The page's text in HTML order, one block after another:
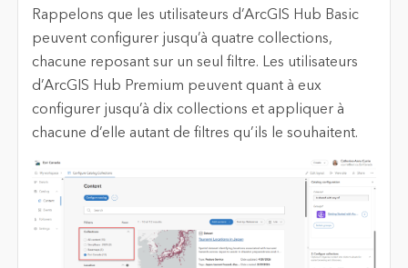
Rappelons que les utilisateurs d’ArcGIS Hub Basic
peuvent configurer jusqu’à quatre collections,
chacune reposant sur un seul filtre. Les utilisateurs
d’ArcGIS Hub Premium peuvent quant à eux
configurer jusqu’à dix collections et appliquer à
chacune d’elle autant de filtres qu’ils le souhaitent.